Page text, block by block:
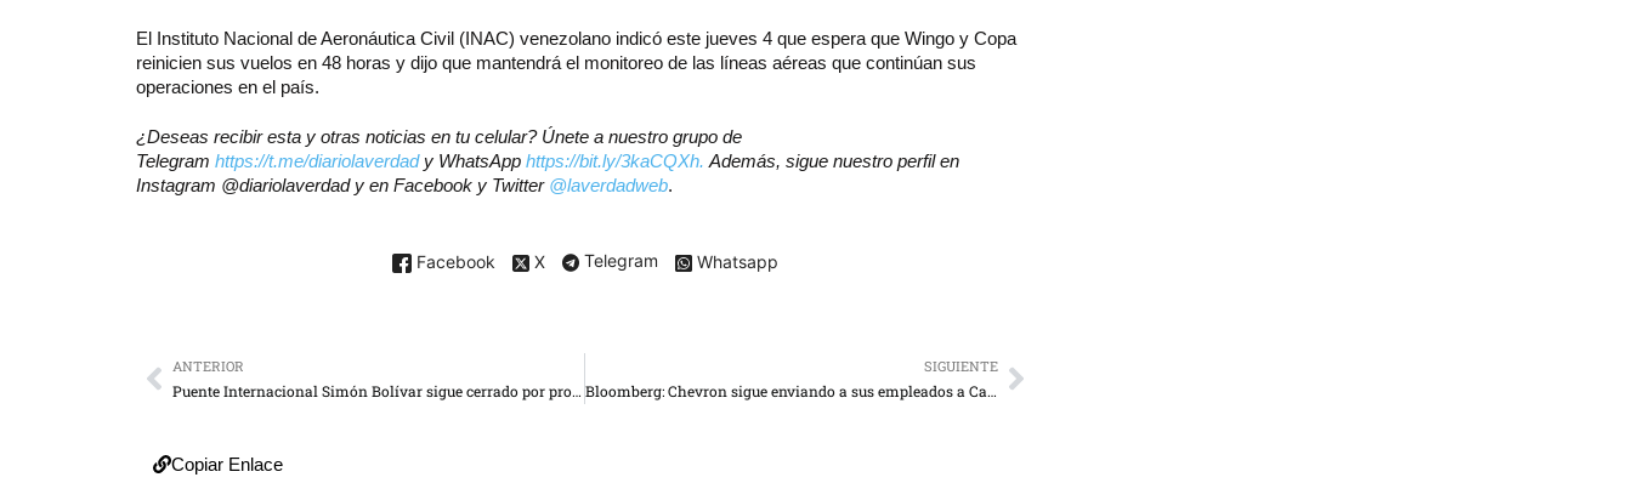
El Instituto Nacional de Aeronáutica Civil (INAC) venezolano indicó este jueves 4 que espera que Wingo y Copa
reinicien sus vuelos en 48 horas y dijo que mantendrá el monitoreo de las líneas aéreas que continúan sus
operaciones en el país.
¿Deseas recibir esta y otras noticias en tu celular? Únete a nuestro grupo de
Telegram https://t.me/diariolaverdady WhatsApp https://bit.ly/3kaCQXh. Además, sigue nuestro perfil en
Instagram @diariolaverdad y en Facebook y Twitter @laverdadweb.
Facebook X Telegram Whatsapp
ANTERIOR
Puente Internacional Simón Bolívar sigue cerrado por protestas
SIGUIENTE
Bloomberg: Chevron sigue enviando a sus empleados a Caracas pese a alertas aéreas
Copiar Enlace